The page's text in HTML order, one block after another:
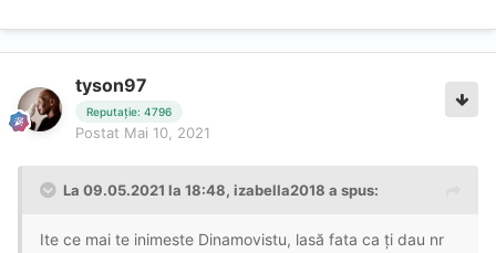
tyson97
Reputație: 4796
Postat Mai 10, 2021
La 09.05.2021 la 18:48, izabella2018 a spus:
Ite ce mai te inimeste Dinamovistu, lasă fata ca ți dau nr